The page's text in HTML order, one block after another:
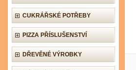
CUKRÁŘSKÉ POTŘEBY
PIZZA PŘÍSLUŠENSTVÍ
DŘEVĚNÉ VÝROBKY